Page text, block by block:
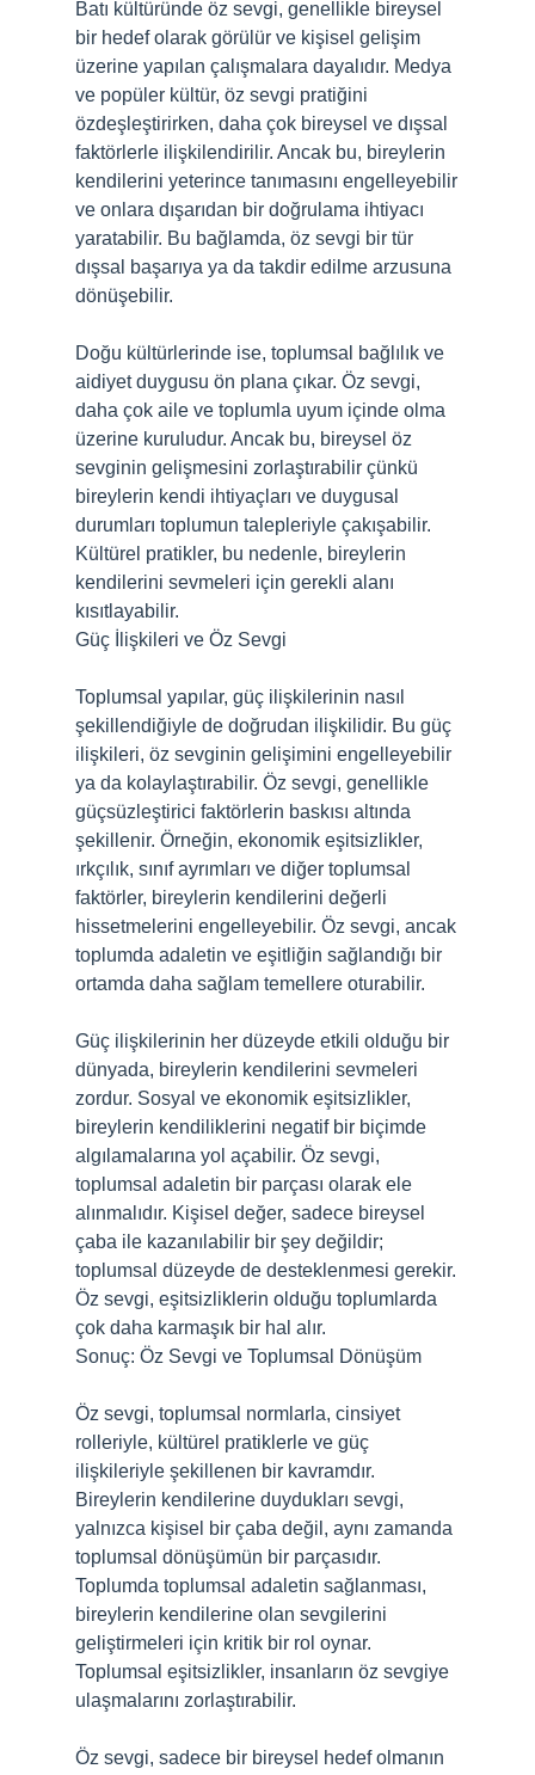
Batı kültüründe öz sevgi, genellikle bireysel
bir hedef olarak görülür ve kişisel gelişim
üzerine yapılan çalışmalara dayalıdır. Medya
ve popüler kültür, öz sevgi pratiğini
özdeşleştirirken, daha çok bireysel ve dışsal
faktörlerle ilişkilendirilir. Ancak bu, bireylerin
kendilerini yeterince tanımasını engelleyebilir
ve onlara dışarıdan bir doğrulama ihtiyacı
yaratabilir. Bu bağlamda, öz sevgi bir tür
dışsal başarıya ya da takdir edilme arzusuna
dönüşebilir.
Doğu kültürlerinde ise, toplumsal bağlılık ve
aidiyet duygusu ön plana çıkar. Öz sevgi,
daha çok aile ve toplumla uyum içinde olma
üzerine kuruludur. Ancak bu, bireysel öz
sevginin gelişmesini zorlaştırabilir çünkü
bireylerin kendi ihtiyaçları ve duygusal
durumları toplumun talepleriyle çakışabilir.
Kültürel pratikler, bu nedenle, bireylerin
kendilerini sevmeleri için gerekli alanı
kısıtlayabilir.
Güç İlişkileri ve Öz Sevgi
Toplumsal yapılar, güç ilişkilerinin nasıl
şekillendiğiyle de doğrudan ilişkilidir. Bu güç
ilişkileri, öz sevginin gelişimini engelleyebilir
ya da kolaylaştırabilir. Öz sevgi, genellikle
güçsüzleştirici faktörlerin baskısı altında
şekillenir. Örneğin, ekonomik eşitsizlikler,
ırkçılık, sınıf ayrımları ve diğer toplumsal
faktörler, bireylerin kendilerini değerli
hissetmelerini engelleyebilir. Öz sevgi, ancak
toplumda adaletin ve eşitliğin sağlandığı bir
ortamda daha sağlam temellere oturabilir.
Güç ilişkilerinin her düzeyde etkili olduğu bir
dünyada, bireylerin kendilerini sevmeleri
zordur. Sosyal ve ekonomik eşitsizlikler,
bireylerin kendiliklerini negatif bir biçimde
algılamalarına yol açabilir. Öz sevgi,
toplumsal adaletin bir parçası olarak ele
alınmalıdır. Kişisel değer, sadece bireysel
çaba ile kazanılabilir bir şey değildir;
toplumsal düzeyde de desteklenmesi gerekir.
Öz sevgi, eşitsizliklerin olduğu toplumlarda
çok daha karmaşık bir hal alır.
Sonuç: Öz Sevgi ve Toplumsal Dönüşüm
Öz sevgi, toplumsal normlarla, cinsiyet
rolleriyle, kültürel pratiklerle ve güç
ilişkileriyle şekillenen bir kavramdır.
Bireylerin kendilerine duydukları sevgi,
yalnızca kişisel bir çaba değil, aynı zamanda
toplumsal dönüşümün bir parçasıdır.
Toplumda toplumsal adaletin sağlanması,
bireylerin kendilerine olan sevgilerini
geliştirmeleri için kritik bir rol oynar.
Toplumsal eşitsizlikler, insanların öz sevgiye
ulaşmalarını zorlaştırabilir.
Öz sevgi, sadece bir bireysel hedef olmanın